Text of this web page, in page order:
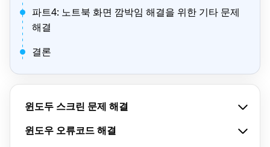
파트4: 노트북 화면 깜박임 해결을 위한 기타 문제
해결
결론
윈도두 스크린 문제 해결
윈도우 오류코드 해결